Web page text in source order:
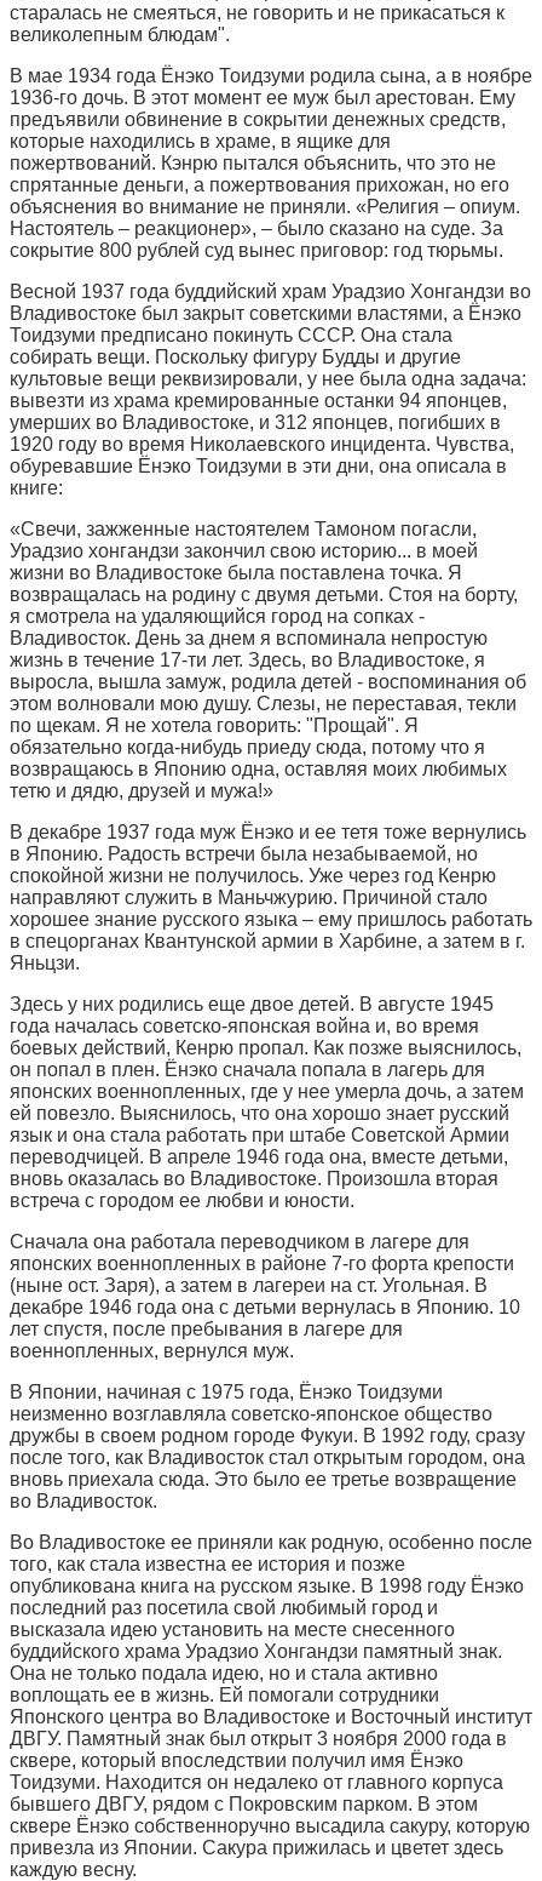
старалась не смеяться, не говорить и не прикасаться к
великолепным блюдам".
В мае 1934 года Ёнэко Тоидзуми родила сына, а в ноябре
1936-го дочь. В этот момент ее муж был арестован. Ему
предъявили обвинение в сокрытии денежных средств,
которые находились в храме, в ящике для
пожертвований. Кэнрю пытался объяснить, что это не
спрятанные деньги, а пожертвования прихожан, но его
объяснения во внимание не приняли. «Религия – опиум.
Настоятель – реакционер», – было сказано на суде. За
сокрытие 800 рублей суд вынес приговор: год тюрьмы.
Весной 1937 года буддийский храм Урадзио Хонгандзи во
Владивостоке был закрыт советскими властями, а Ёнэко
Тоидзуми предписано покинуть СССР. Она стала
собирать вещи. Поскольку фигуру Будды и другие
культовые вещи реквизировали, у нее была одна задача:
вывезти из храма кремированные останки 94 японцев,
умерших во Владивостоке, и 312 японцев, погибших в
1920 году во время Николаевского инцидента. Чувства,
обуревавшие Ёнэко Тоидзуми в эти дни, она описала в
книге:
«Свечи, зажженные настоятелем Тамоном погасли,
Урадзио хонгандзи закончил свою историю... в моей
жизни во Владивостоке была поставлена точка. Я
возвращалась на родину с двумя детьми. Стоя на борту,
я смотрела на удаляющийся город на сопках -
Владивосток. День за днем я вспоминала непростую
жизнь в течение 17-ти лет. Здесь, во Владивостоке, я
выросла, вышла замуж, родила детей - воспоминания об
этом волновали мою душу. Слезы, не переставая, текли
по щекам. Я не хотела говорить: "Прощай". Я
обязательно когда-нибудь приеду сюда, потому что я
возвращаюсь в Японию одна, оставляя моих любимых
тетю и дядю, друзей и мужа!»
В декабре 1937 года муж Ёнэко и ее тетя тоже вернулись
в Японию. Радость встречи была незабываемой, но
спокойной жизни не получилось. Уже через год Кенрю
направляют служить в Маньчжурию. Причиной стало
хорошее знание русского языка – ему пришлось работать
в спецорганах Квантунской армии в Харбине, а затем в г.
Яньцзи.
Здесь у них родились еще двое детей. В августе 1945
года началась советско-японская война и, во время
боевых действий, Кенрю пропал. Как позже выяснилось,
он попал в плен. Ёнэко сначала попала в лагерь для
японских военнопленных, где у нее умерла дочь, а затем
ей повезло. Выяснилось, что она хорошо знает русский
язык и она стала работать при штабе Советской Армии
переводчицей. В апреле 1946 года она, вместе детьми,
вновь оказалась во Владивостоке. Произошла вторая
встреча с городом ее любви и юности.
Сначала она работала переводчиком в лагере для
японских военнопленных в районе 7-го форта крепости
(ныне ост. Заря), а затем в лагереи на ст. Угольная. В
декабре 1946 года она с детьми вернулась в Японию. 10
лет спустя, после пребывания в лагере для
военнопленных, вернулся муж.
В Японии, начиная с 1975 года, Ёнэко Тоидзуми
неизменно возглавляла советско-японское общество
дружбы в своем родном городе Фукуи. В 1992 году, сразу
после того, как Владивосток стал открытым городом, она
вновь приехала сюда. Это было ее третье возвращение
во Владивосток.
Во Владивостоке ее приняли как родную, особенно после
того, как стала известна ее история и позже
опубликована книга на русском языке. В 1998 году Ёнэко
последний раз посетила свой любимый город и
высказала идею установить на месте снесенного
буддийского храма Урадзио Хонгандзи памятный знак.
Она не только подала идею, но и стала активно
воплощать ее в жизнь. Ей помогали сотрудники
Японского центра во Владивостоке и Восточный институт
ДВГУ. Памятный знак был открыт 3 ноября 2000 года в
сквере, который впоследствии получил имя Ёнэко
Тоидзуми. Находится он недалеко от главного корпуса
бывшего ДВГУ, рядом с Покровским парком. В этом
сквере Ёнэко собственноручно высадила сакуру, которую
привезла из Японии. Сакура прижилась и цветет здесь
каждую весну.